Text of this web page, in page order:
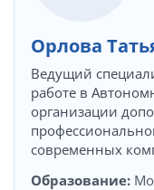
Орлова
Ведущий
работе в
организации
современных
Образование: